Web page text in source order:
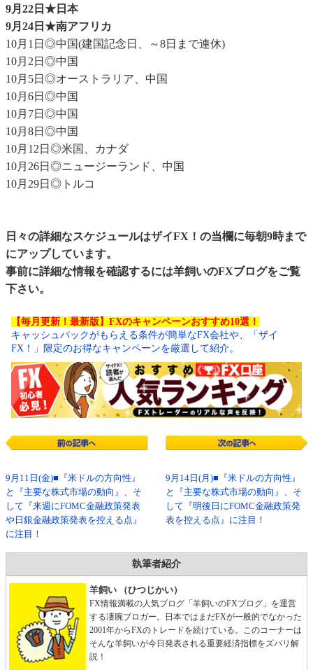
9月22日★日本
9月24日★南アフリカ
10月1日◎中国(建国記念日、～8日まで連休)
10月2日◎中国
10月5日◎オーストラリア、中国
10月6日◎中国
10月7日◎中国
10月8日◎中国
10月12日◎米国、カナダ
10月26日◎ニュージーランド、中国
10月29日◎トルコ
日々の詳細なスケジュールはザイFX！の当欄に毎朝9時まで
にアップしています。
事前に詳細な情報を確認するには羊飼いのFXブログをご覧
下さい。
【毎月更新！最新版】FXのキャンペーンおすすめ10選！
キャッシュバックがもらえる条件が簡単なFX会社や、「ザイ
FX！」限定のお得なキャンペーンを厳選して紹介。
9月11日(金)■『米ドルの方向性』
と『主要な株式市場の動向』、そ
して『来週にFOMC金融政策発表
や日銀金融政策発表を控える点』
に注目！
9月14日(月)■『米ドルの方向性』
と『主要な株式市場の動向』、そ
して『明後日にFOMC金融政策発
表を控える点』に注目！
執筆者紹介
羊飼い （ひつじかい）
FX情報満載の人気ブログ「羊飼いのFXブログ」を運営
する凄腕ブロガー。日本ではまだFXが一般的でなかった
2001年からFXのトレードを続けている。このコーナーは
そんな羊飼いが今日発表される重要経済指標をズバリ解
説！